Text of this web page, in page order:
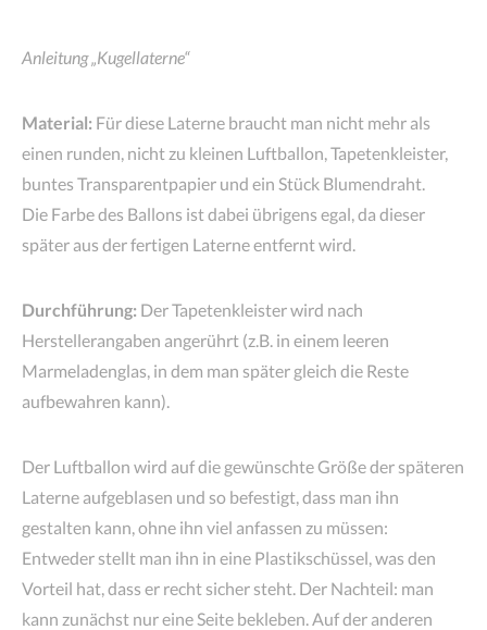
Anleitung „Kugellaterne“
Material: Für diese Laterne braucht man nicht mehr als
einen runden, nicht zu kleinen Luftballon, Tapetenkleister,
buntes Transparentpapier und ein Stück Blumendraht.
Die Farbe des Ballons ist dabei übrigens egal, da dieser
später aus der fertigen Laterne entfernt wird.
Durchführung: Der Tapetenkleister wird nach
Herstellerangaben angerührt (z.B. in einem leeren
Marmeladenglas, in dem man später gleich die Reste
aufbewahren kann).
Der Luftballon wird auf die gewünschte Größe der späteren
Laterne aufgeblasen und so befestigt, dass man ihn
gestalten kann, ohne ihn viel anfassen zu müssen:
Entweder stellt man ihn in eine Plastikschüssel, was den
Vorteil hat, dass er recht sicher steht. Der Nachteil: man
kann zunächst nur eine Seite bekleben. Auf der anderen